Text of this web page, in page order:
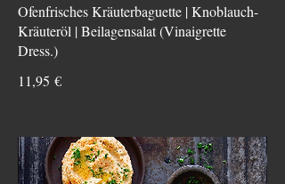
Ofenfrisches Kräuterbaguette | Knoblauch-
Kräuteröl | Beilagensalat (Vinaigrette
Dress.)
11,95 €